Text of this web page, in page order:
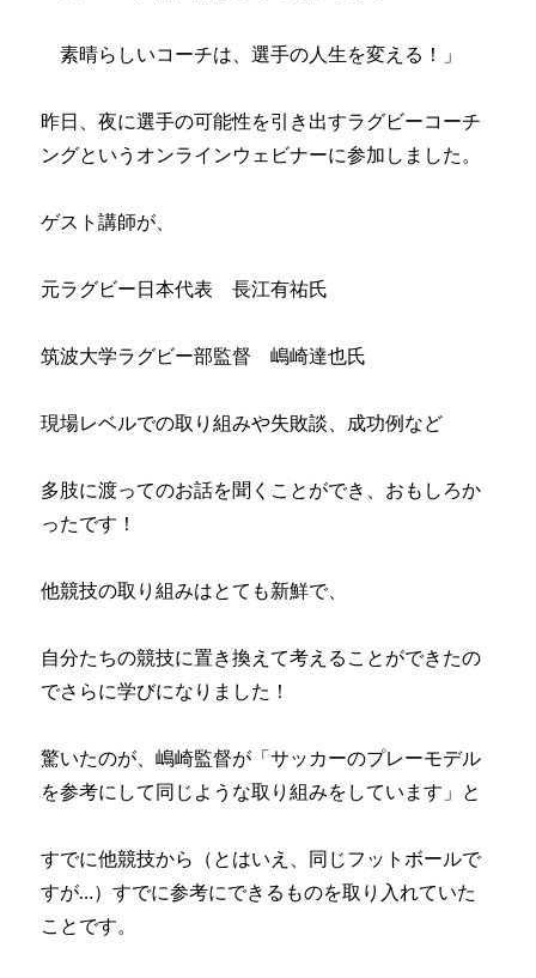
素晴らしいコーチは、選手の人生を変える！」
昨日、夜に選手の可能性を引き出すラグビーコーチ
ングというオンラインウェビナーに参加しました。
ゲスト講師が、
元ラグビー日本代表 長江有祐氏
筑波大学ラグビー部監督 嶋崎達也氏
現場レベルでの取り組みや失敗談、成功例など
多肢に渡ってのお話を聞くことができ、おもしろか
ったです！
他競技の取り組みはとても新鮮で、
自分たちの競技に置き換えて考えることができたの
でさらに学びになりました！
驚いたのが、嶋崎監督が「サッカーのプレーモデル
を参考にして同じような取り組みをしています」と
すでに他競技から（とはいえ、同じフットボールで
すが…）すでに参考にできるものを取り入れていた
ことです。